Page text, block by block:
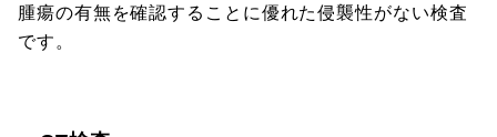
腫瘍の有無を確認することに優れた侵襲性がない検査
です。